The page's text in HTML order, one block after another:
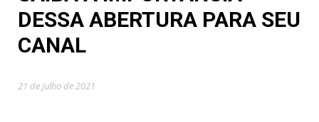
DESSA ABERTURA PARA SEU
CANAL
21 de julho de 2021